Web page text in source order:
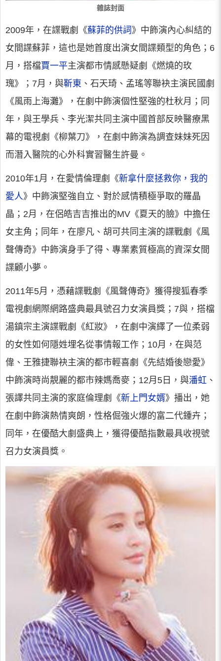
雜誌封面
2009年，在諜戰劇《蘇菲的供詞》中飾演內心糾結的
女間諜蘇菲，這也是她首度出演女間諜類型的角色；6
月，搭檔賈一平主演都市情感懸疑劇《燃燒的玫
瑰》；7月，與靳東 、石天琦、孟瑤等聯袂主演民國劇
《風雨上海灘》，在劇中飾演個性堅強的杜秋月；同
年，與王學兵、李光潔共同主演中國首部反映醫療黑
幕的電視劇《柳葉刀》，在劇中飾演為調查妹妹死因
而潛入醫院的心外科實習醫生許曼。
2010年1月，在愛情倫理劇《新拿什麼拯救你，我的
愛人》中飾演堅強自立、對於感情積極爭取的羅晶
晶；2月，在侶皓吉吉推出的MV《夏天的臉》中擔任
女主角；同年，在廖凡、胡可共同主演的諜戰劇《風
聲傳奇》中飾演身手了得、專業素質極高的資深女間
諜顧小夢。
2011年5月，憑藉諜戰劇《風聲傳奇》獲得搜狐春季
電視劇網際網路盛典最具號召力女演員獎；7與，搭檔
湯鎮宗主演諜戰劇《紅妝》，在劇中演繹了一位柔弱
的女性如何隱姓埋名從事情報工作；10月，在與范
偉、王雅捷聯袂主演的都市輕喜劇《先結婚後戀愛》
中飾演時尚靚麗的都市辣媽喬麥；12月5日，與潘虹 、
張譯共同主演的家庭倫理劇《新上門女婿》播出，她
在劇中飾演熱情爽朗，性格倔強火爆的富二代鍾卉；
同年，在優酷大劇盛典上，獲得優酷指數最具收視號
召力女演員獎。